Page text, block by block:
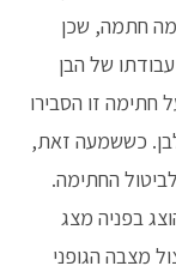
חתמה, שכן
של הבן
זו הסבירו
כששמעה זאת,
החתימה.
בפניה מצג
מצבה הגופני